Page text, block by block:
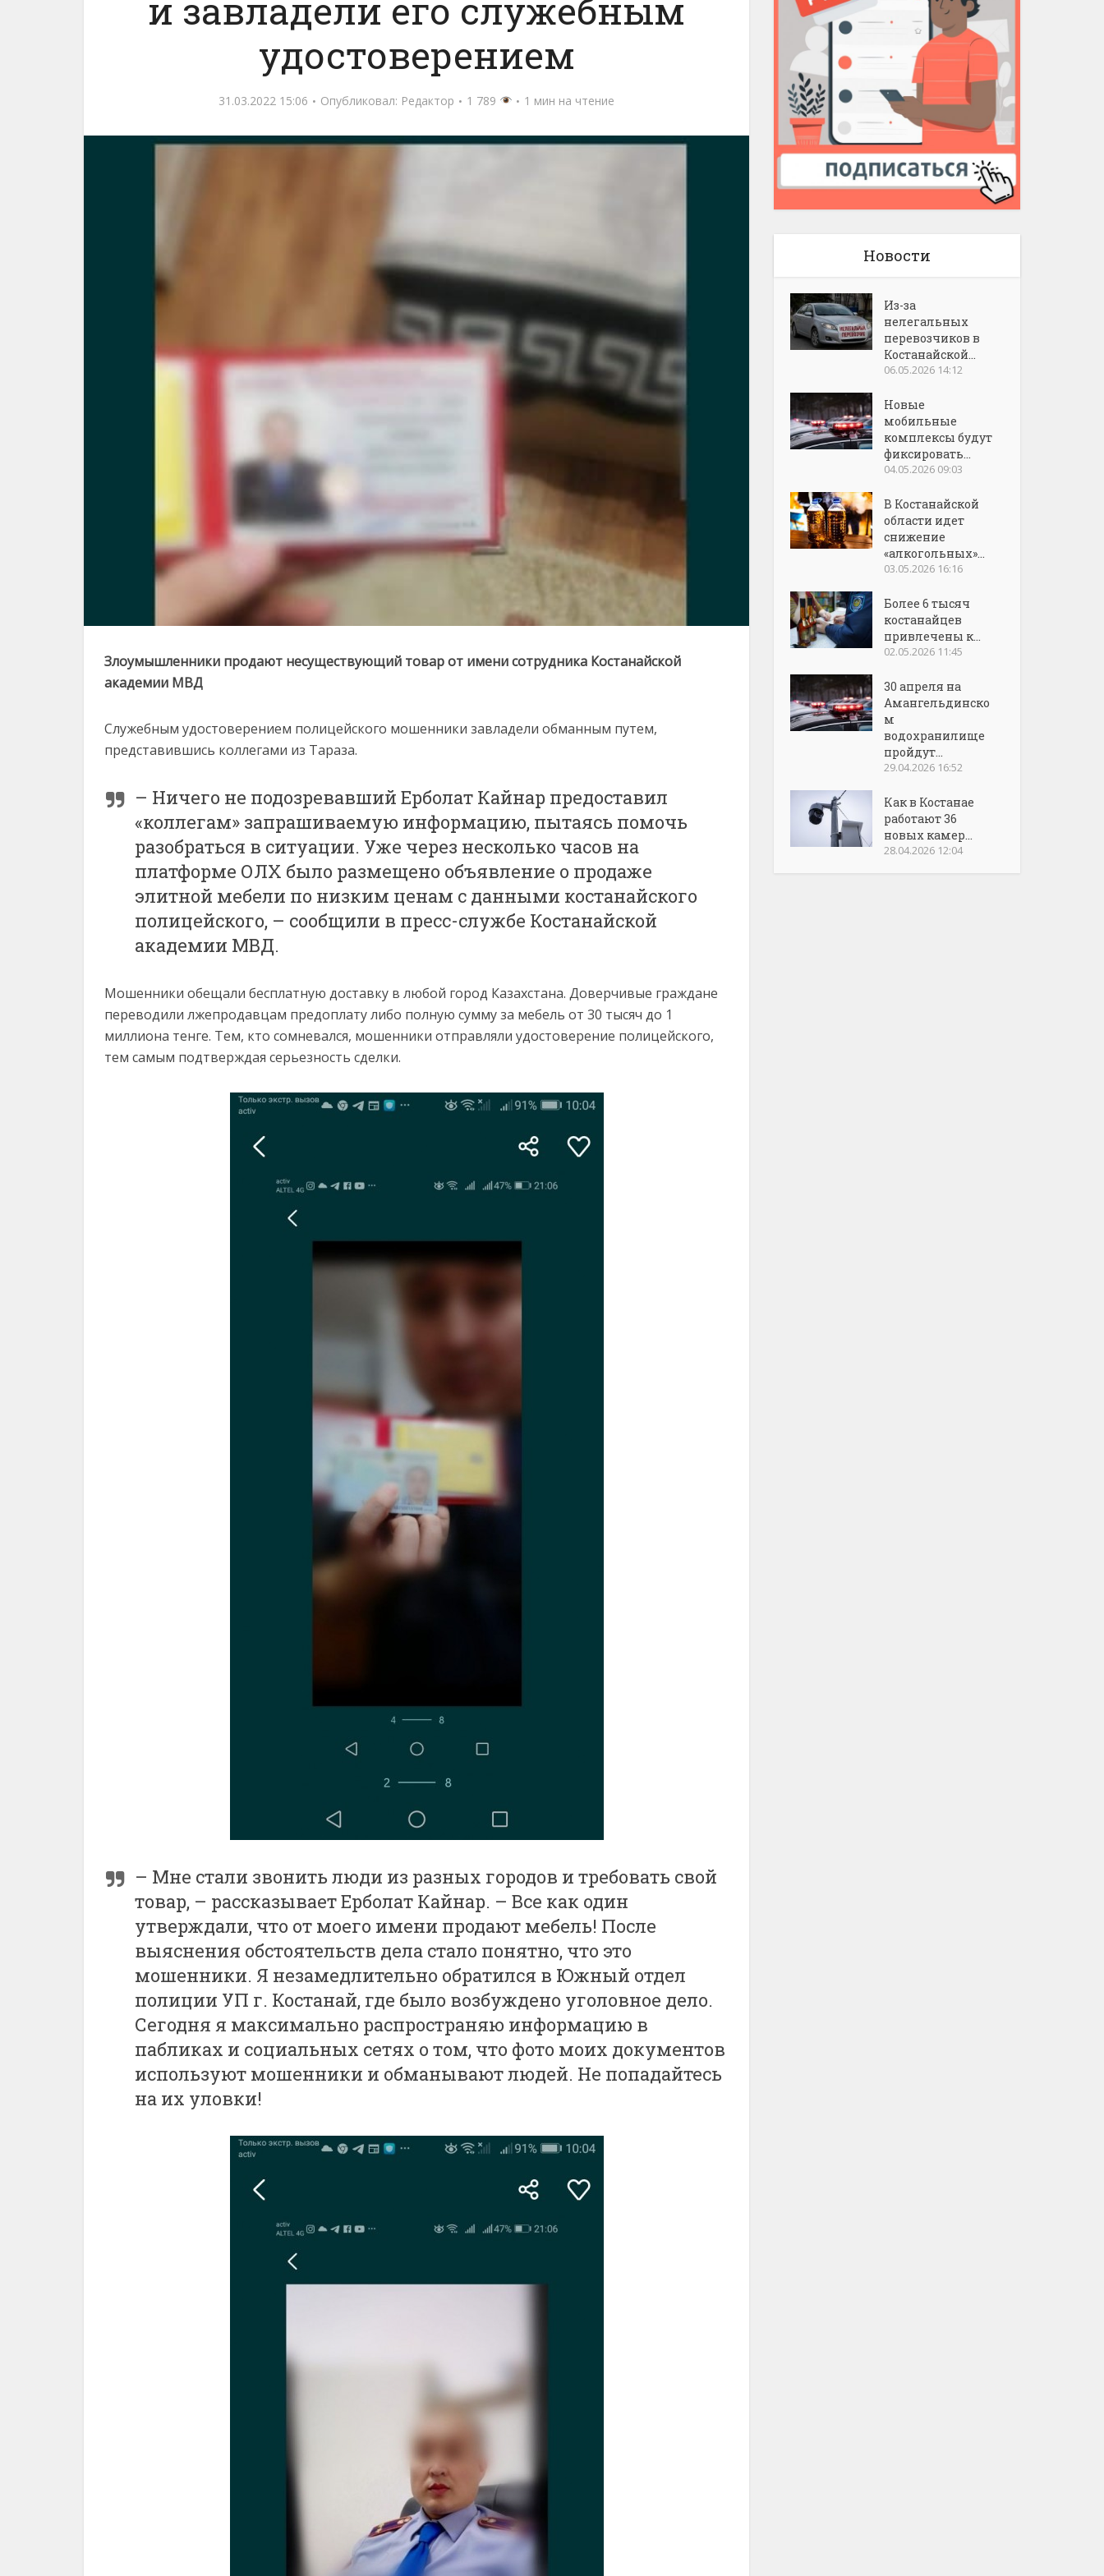
и завладели его служебным
удостоверением
31.03.2022 15:06 Опубликовал: Редактор 1 789 1 мин на чтение
Злоумышленники продают несуществующий товар от имени сотрудника Костанайской
академии МВД
Служебным удостоверением полицейского мошенники завладели обманным путем,
представившись коллегами из Тараза.
– Ничего не подозревавший Ерболат Кайнар предоставил
«коллегам» запрашиваемую информацию, пытаясь помочь
разобраться в ситуации. Уже через несколько часов на
платформе ОЛХ было размещено объявление о продаже
элитной мебели по низким ценам с данными костанайского
полицейского, – сообщили в пресс-службе Костанайской
академии МВД.
Мошенники обещали бесплатную доставку в любой город Казахстана. Доверчивые граждане
переводили лжепродавцам предоплату либо полную сумму за мебель от 30 тысяч до 1
миллиона тенге. Тем, кто сомневался, мошенники отправляли удостоверение полицейского,
тем самым подтверждая серьезность сделки.
– Мне стали звонить люди из разных городов и требовать свой
товар, – рассказывает Ерболат Кайнар. – Все как один
утверждали, что от моего имени продают мебель! После
выяснения обстоятельств дела стало понятно, что это
мошенники. Я незамедлительно обратился в Южный отдел
полиции УП г. Костанай, где было возбуждено уголовное дело.
Сегодня я максимально распространяю информацию в
пабликах и социальных сетях о том, что фото моих документов
используют мошенники и обманывают людей. Не попадайтесь
на их уловки!
Новости
Из-за
нелегальных
перевозчиков в
Костанайской...
06.05.2026 14:12
Новые
мобильные
комплексы будут
фиксировать...
04.05.2026 09:03
В Костанайской
области идет
снижение
«алкогольных»...
03.05.2026 16:16
Более 6 тысяч
костанайцев
привлечены к...
02.05.2026 11:45
30 апреля на
Амангельдинско
м
водохранилище
пройдут...
29.04.2026 16:52
Как в Костанае
работают 36
новых камер...
28.04.2026 12:04